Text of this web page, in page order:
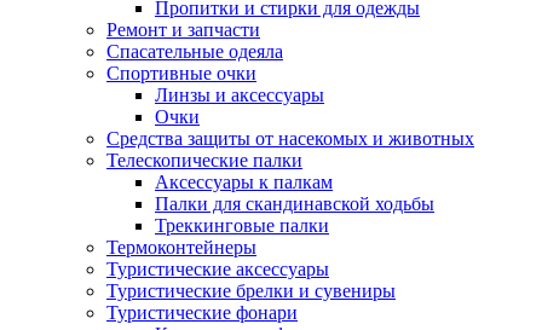
Пропитки и стирки для одежды
Ремонт и запчасти
Спасательные одеяла
Спортивные очки
Линзы и аксессуары
Очки
Средства защиты от насекомых и животных
Телескопические палки
Аксессуары к палкам
Палки для скандинавской ходьбы
Треккинговые палки
Термоконтейнеры
Туристические аксессуары
Туристические брелки и сувениры
Туристические фонари